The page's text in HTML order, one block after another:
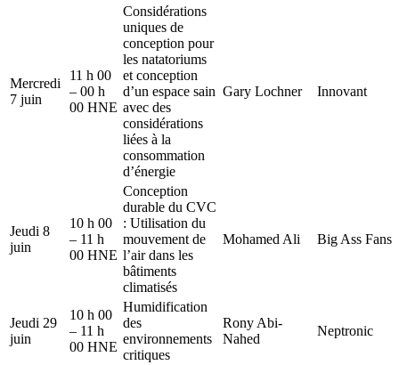
Mercredi
7 juin
11 h 00
– 00 h
00 HNE
Considérations
uniques de
conception pour
les natatoriums
et conception
d’un espace sain
avec des
considérations
liées à la
consommation
d’énergie
Gary Lochner Innovant
Jeudi 8
juin
10 h 00
– 11 h
00 HNE
Conception
durable du CVC
: Utilisation du
mouvement de
l’air dans les
bâtiments
climatisés
Mohamed Ali Big Ass Fans
Jeudi 29
juin
10 h 00
– 11 h
00 HNE
Humidification
des
environnements
critiques
Rony Abi-
Nahed
Neptronic